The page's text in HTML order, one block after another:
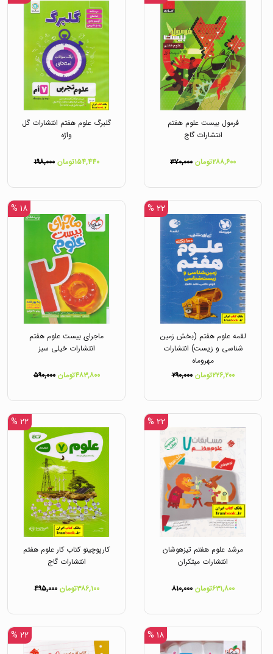
فرمول بیست علوم هفتم
انتشارات گاج
۲۸۸,۶۰۰تومان ۳۷۰,۰۰۰
گلبرگ علوم هفتم انتشارات گل
واژه
۱۵۴,۴۴۰تومان ۱۹۸,۰۰۰
۲۲ %
لقمه علوم هفتم (بخش زمین
شناسی و زیست) انتشارات
مهروماه
۲۲۶,۲۰۰تومان
۲۹۰,۰۰۰
۱۸ %
ماجرای بیست علوم هفتم
انتشارات خیلی سبز
۴۸۳,۸۰۰تومان ۵۹۰,۰۰۰
۲۲ %
مرشد علوم هفتم تیزهوشان
انتشارات مبتکران
۶۳۱,۸۰۰تومان ۸۱۰,۰۰۰
۲۲ %
کارپوچینو کتاب کار علوم هفتم
انتشارات گاج
۳۸۶,۱۰۰تومان ۴۹۵,۰۰۰
۱۸ % ۲۲ %